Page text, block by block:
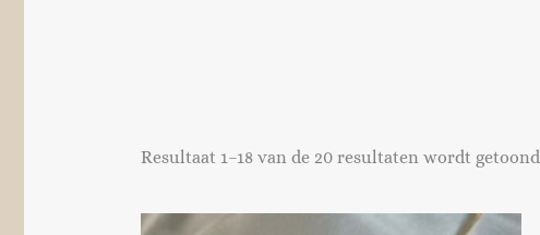
Resultaat 1–18 van de 20 resultaten wordt getoond